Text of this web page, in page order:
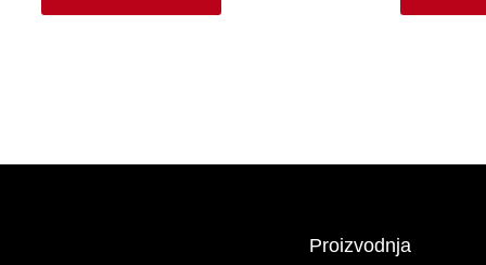
Proizvodnja